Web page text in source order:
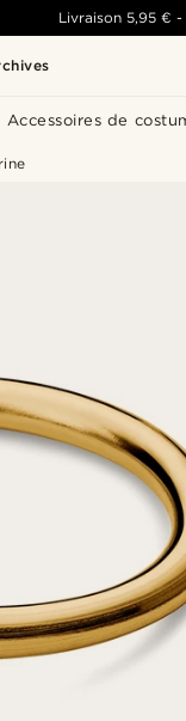
Accessoires de
Livraison 5,95 €